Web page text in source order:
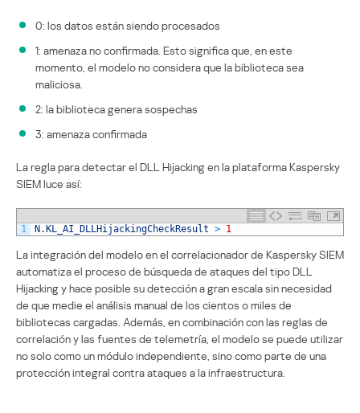
0: los datos están siendo procesados
1: amenaza no confirmada. Esto significa que, en este
momento, el modelo no considera que la biblioteca sea
maliciosa.
2: la biblioteca genera sospechas
3: amenaza confirmada
La regla para detectar el DLL Hijacking en la plataforma Kaspersky
SIEM luce así:
1 N . KL_AI_DLLHijackingCheckResult > 1
La integración del modelo en el correlacionador de Kaspersky SIEM
automatiza el proceso de búsqueda de ataques del tipo DLL
Hijacking y hace posible su detección a gran escala sin necesidad
de que medie el análisis manual de los cientos o miles de
bibliotecas cargadas. Además, en combinación con las reglas de
correlación y las fuentes de telemetría, el modelo se puede utilizar
no solo como un módulo independiente, sino como parte de una
protección integral contra ataques a la infraestructura.